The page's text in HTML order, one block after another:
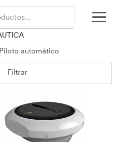
Piloto automático
Filtrar